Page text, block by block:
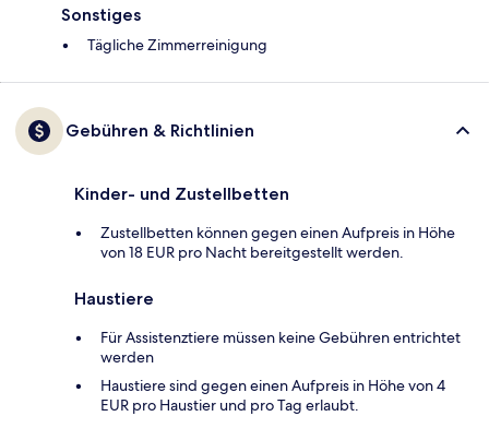
Sonstiges
Tägliche Zimmerreinigung
Gebühren & Richtlinien
Kinder- und Zustellbetten
Zustellbetten können gegen einen Aufpreis in Höhe
von 18 EUR pro Nacht bereitgestellt werden.
Haustiere
Für Assistenztiere müssen keine Gebühren entrichtet
werden
Haustiere sind gegen einen Aufpreis in Höhe von 4
EUR pro Haustier und pro Tag erlaubt.